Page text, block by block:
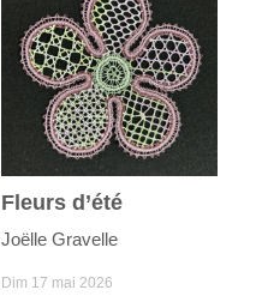
Fleurs d’été
Joëlle Gravelle
Dim 17 mai 2026